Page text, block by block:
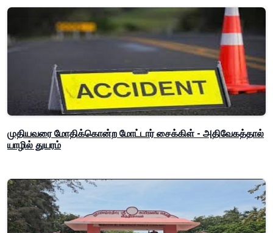
முதியவரை மோதிக்கொன்ற மோட்டார் சைக்கிள் - அதிவேகத்தால்
யாழில் துயரம்